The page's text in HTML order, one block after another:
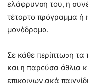
ελάφρυνση του, η
τέταρτο πρόγραμμα ή
μονόδρομο.
Σε κάθε περίπτωση τα
και η παρούσα άθλια
επικοινωνιακά